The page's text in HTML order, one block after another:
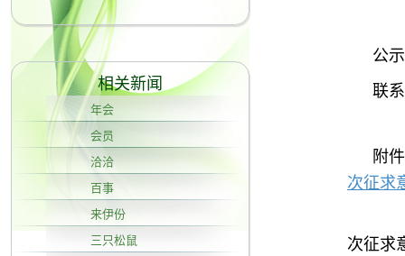
相关新闻
年会
会员
洽洽
百事
来伊份
三只松鼠
公
联
附
次征求
次征求